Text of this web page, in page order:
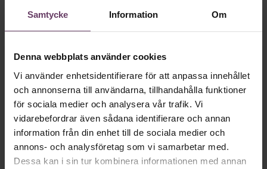
Samtycke Information Om
Denna webbplats använder cookies
Vi använder enhetsidentifierare för att anpassa innehållet
och annonserna till användarna, tillhandahålla funktioner
för sociala medier och analysera vår trafik. Vi
vidarebefordrar även sådana identifierare och annan
information från din enhet till de sociala medier och
annons- och analysföretag som vi samarbetar med.
Dessa kan i sin tur kombinera informationen med annan
Skriv som en vd med en
app
MVH VD
Kan en app som förvandlar
text till korthugget vd-språk – utan
artighetsfraser, men gärna stavfel – vara
vägen för den som vill nå fram till
toppcheferna?